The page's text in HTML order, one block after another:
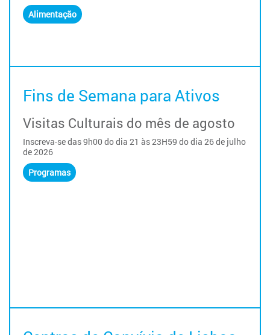
Alimentação
Fins de Semana para Ativos
Visitas Culturais do mês de agosto
Inscreva-se das 9h00 do dia 21 às 23H59 do dia 26 de julho
de 2026
Programas